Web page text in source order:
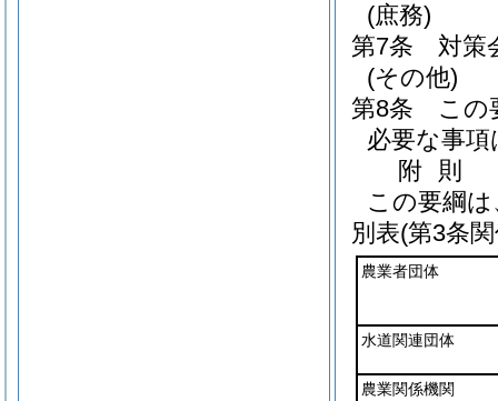
(庶務)
第7条
対策
(その他)
第8条
この
必要な事
附 則
この要綱
別表(第3条
農業者団体
水道関連団体
農業関係機関